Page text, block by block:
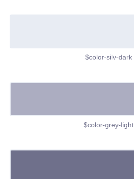
$color-silv-dark
$color-grey-light